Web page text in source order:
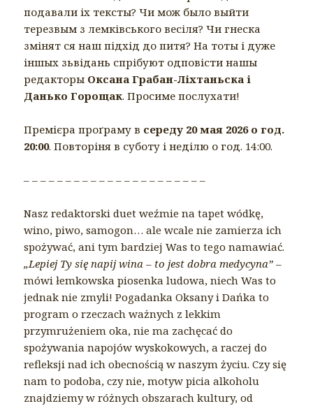
подавали іх тексты? Чи мож было выйти
терезвым з лемківського весіля? Чи гнеска
змінят ся наш підхід до питя? На тоты і дуже
іншых зьвідань спрібуют одповісти нашы
редакторы Оксана Грабан-Ліхтаньска і
Данько Горощак. Просиме послухати!
Премієра проґраму в середу 20 мая 2026 о год.
20:00. Повторіня в суботу і неділю о год. 14:00.
– – – – – – – – – – – – – – – – – – – – – –
Nasz redaktorski duet weźmie na tapet wódkę,
wino, piwo, samogon… ale wcale nie zamierza ich
spożywać, ani tym bardziej Was to tego namawiać.
„Lepiej Ty się napij wina – to jest dobra medycyna” –
mówi łemkowska piosenka ludowa, niech Was to
jednak nie zmyli! Pogadanka Oksany i Dańka to
program o rzeczach ważnych z lekkim
przymrużeniem oka, nie ma zachęcać do
spożywania napojów wyskokowych, a raczej do
refleksji nad ich obecnością w naszym życiu. Czy się
nam to podoba, czy nie, motyw picia alkoholu
znajdziemy w różnych obszarach kultury, od